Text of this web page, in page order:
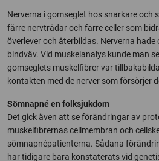
Nerverna i gomseglet hos snarkare och
färre nervtrådar och färre celler som
överlever och återbildas. Nerverna
bindväv. Vid muskelanalys kunde man
gomseglets muskelfibrer var
kontakten med de nerver som försörjer
Sömnapné en folksjukdom
Det gick även att se förändringar av
muskelfibrernas cellmembran och
sömnapnépatienterna. Sådana
har tidigare bara konstaterats vid